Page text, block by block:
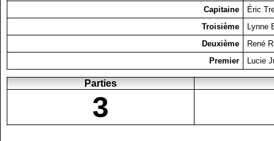
Capitaine
Éric
Troisième
Lynne
Deuxième
René
Premier
Lucie
Parties
3